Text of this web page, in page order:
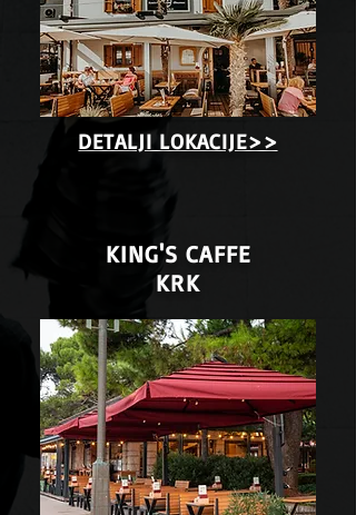
DETALJI LOKACIJE>>
KING'S CAFFE
KRK